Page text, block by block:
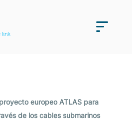
europeo ATLAS para
de los cables submarinos